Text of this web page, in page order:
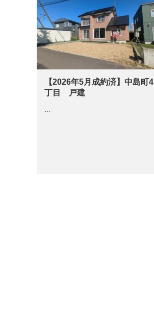
【2026年5月成約済】中島町4
丁目 戸建
…